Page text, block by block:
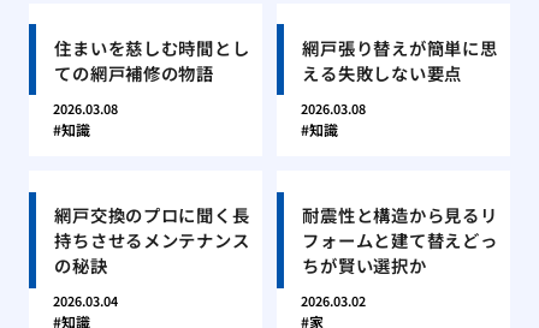
住まいを慈しむ時間とし
ての網戸補修の物語
2026.03.08
知識
網戸張り替えが簡単に思
える失敗しない要点
2026.03.08
知識
網戸交換のプロに聞く長
持ちさせるメンテナンス
の秘訣
2026.03.04
知識
耐震性と構造から見るリ
フォームと建て替えどっ
ちが賢い選択か
2026.03.02
家